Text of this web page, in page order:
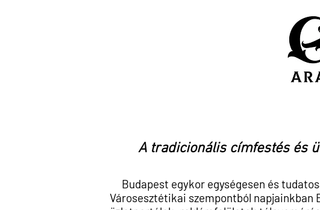
A tradicionális címfestés és
Budapest egykor egységesen és
Városesztétikai szempontból napjainkban